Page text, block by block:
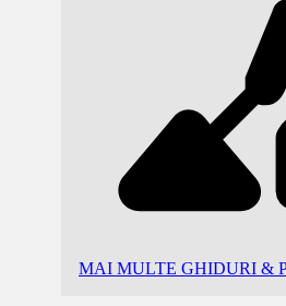
MAI MULTE GHIDURI &